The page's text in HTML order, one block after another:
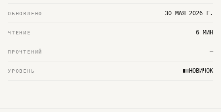
ОБНОВЛЕНО 30 МАЯ 2026 Г.
ЧТЕНИЕ 6 МИН
ПРОЧТЕНИЙ —
УРОВЕНЬ НОВИЧОК